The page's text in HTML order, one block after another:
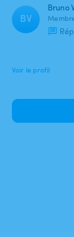
BV
Bruno
Voir le profil